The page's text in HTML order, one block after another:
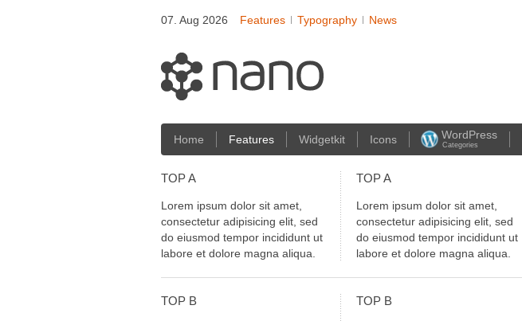
07. Aug 2026 Features Typography News
Home Features Widgetkit Icons WordPress
Categories
TOPA
Lorem ipsum dolor sit amet,
consectetur adipisicing elit, sed
do eiusmod tempor incididunt ut
labore et dolore magna aliqua.
TOPA
Lorem ipsum dolor sit amet,
consectetur adipisicing elit, sed
do eiusmod tempor incididunt ut
labore et dolore magna aliqua.
TOP B TOP B